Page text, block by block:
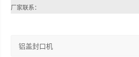
厂家联系：